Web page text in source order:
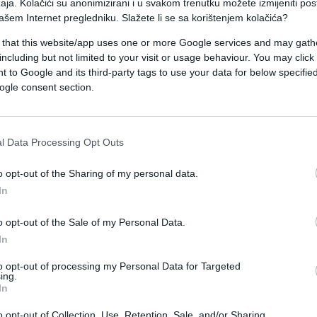
Kolačići su anonimizirani i u svakom trenutku možete izmijeniti
Internet pregledniku. Slažete li se sa korištenjem kolačića?
that this website/app uses one or more Google services and may
but not limited to your visit or usage behaviour. You may
to Google and its third-party tags to use your data for below
consent section.
Data Processing Opt Outs
opt-out of the Sharing of my personal data.
opt-out of the Sale of my Personal Data.
opt-out of processing my Personal Data for Targeted
a KS, u ovom incidentu nije bilo povrijeđenih
službe utvrđuju sve okolnosti koje su dovele